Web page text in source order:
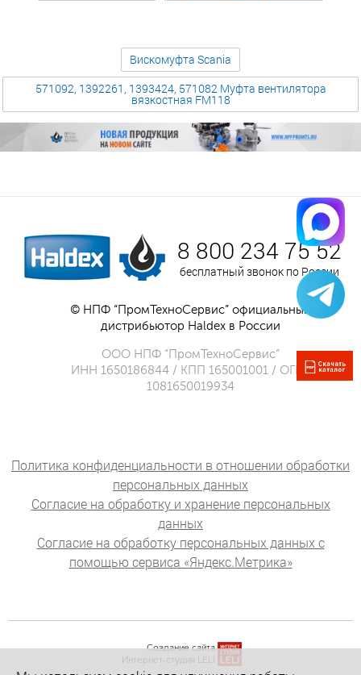
Вискомуфта Scania
571092, 1392261, 1393424, 571082 Муфта вентилятора
вязкостная FM118
8 800 234 75 52
бесплатный звонок по России
© НПФ “ПромТехноСервис” официальный
дистрибьютор Haldex в России
ООО НПФ “ПромТехноСервис”
ИНН 1650186844 / КПП 165001001 / ОГРН
1081650019934
Политика конфиденциальности в отношении обработки
персональных данных
Согласие на обработку и хранение персональных
данных
Согласие на обработку персональных данных с
помощью сервиса «Яндекс.Метрика»
Создание сайта
Интернет-студия LELI